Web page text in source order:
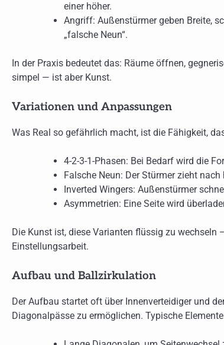
einer höher.
Angriff: Außenstürmer geben Breite,
„falsche Neun“.
In der Praxis bedeutet das: Räume öffnen,
simpel — ist aber Kunst.
Variationen und Anpassungen
Was Real so gefährlich macht, ist die Fähigkeit,
4-2-3-1-Phasen: Bei Bedarf wird die
Falsche Neun: Der Stürmer zieht
Inverted Wingers: Außenstürmer
Asymmetrien: Eine Seite wird
Die Kunst ist, diese Varianten flüssig zu
Einstellungsarbeit.
Aufbau und Ballzirkulation
Der Aufbau startet oft über Innenverteidiger und
Diagonalpässe zu ermöglichen. Typische